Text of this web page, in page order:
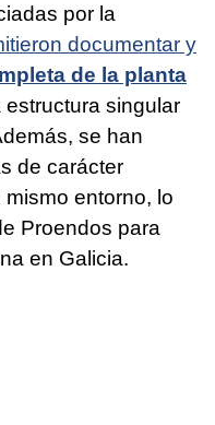
por la
documentar y
de la planta
estructura singular
se han
de carácter
entorno, lo
Proendos para
en Galicia.